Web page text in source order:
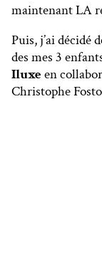
maintenant LA
Puis, j’ai décidé
des mes 3
Iluxe en
Christophe